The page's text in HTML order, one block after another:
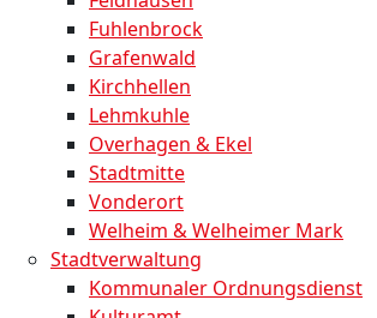
Fuhlenbrock
Grafenwald
Kirchhellen
Lehmkuhle
Overhagen & Ekel
Stadtmitte
Vonderort
Welheim & Welheimer Mark
Stadtverwaltung
Kommunaler Ordnungsdienst